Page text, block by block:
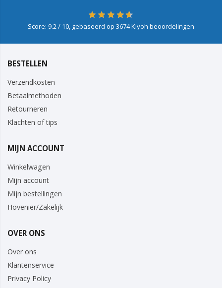
Score: 9.2/ 10, gebaseerd op 3674Kiyoh beoordelingen
BESTELLEN
Verzendkosten
Betaalmethoden
Retourneren
Klachten of tips
MIJN ACCOUNT
Winkelwagen
Mijn account
Mijn bestellingen
Hovenier/Zakelijk
OVER ONS
Over ons
Klantenservice
Privacy Policy